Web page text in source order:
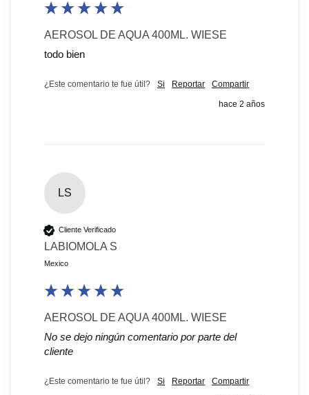
AEROSOL DE AQUA 400ML. WIESE
todo bien
¿Este comentario te fue útil? Si Reportar Compartir
hace 2 años
LS
Cliente Verificado
LABIOMOLA S
Mexico
AEROSOL DE AQUA 400ML. WIESE
No se dejo ningún comentario por parte del
cliente
¿Este comentario te fue útil? Si Reportar Compartir